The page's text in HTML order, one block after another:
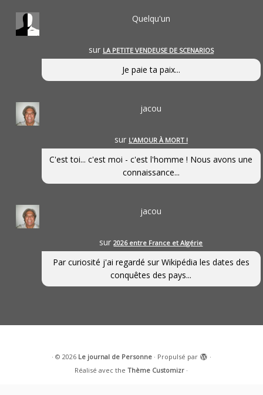
Quelqu'un
sur LA PETITE VENDEUSE DE SCENARIOS
Je paie ta paix...
jacou
sur L’AMOUR À MORT !
C'est toi... c'est moi - c'est l'homme ! Nous avons une
connaissance...
jacou
sur2026 entre France et Algérie
Par curiosité j'ai regardé sur Wikipédia les dates des
conquêtes des pays...
· © 2026 Le journal de Personne· Propulsé par
·
Réalisé avec theThème Customizr ·